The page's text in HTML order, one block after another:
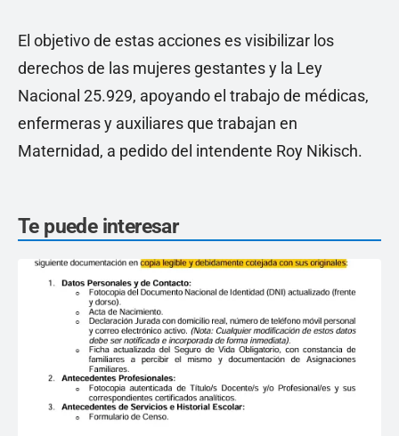
El objetivo de estas acciones es visibilizar los
derechos de las mujeres gestantes y la Ley
Nacional 25.929, apoyando el trabajo de médicas,
enfermeras y auxiliares que trabajan en
Maternidad, a pedido del intendente Roy Nikisch.
Te puede interesar